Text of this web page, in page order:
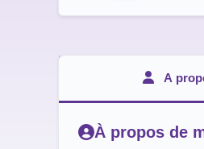
A
À propos de